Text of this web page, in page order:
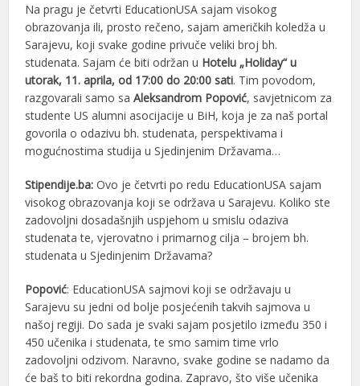
Na pragu je četvrti EducationUSA sajam visokog
obrazovanja ili, prosto rečeno, sajam američkih koledža u
Sarajevu, koji svake godine privuče veliki broj bh.
studenata. Sajam će biti održan u Hotelu „Holiday“ u
utorak, 11. aprila, od 17:00 do 20:00 sati. Tim povodom,
razgovarali samo saAleksandrom Popović, savjetnicom za
studente US alumni asocijacije u BiH, koja je za naš portal
govorila o odazivu bh. studenata, perspektivama i
mogućnostima studija u Sjedinjenim Državama…
Stipendije.ba:Ovo je četvrti po redu EducationUSA sajam
visokog obrazovanja koji se održava u Sarajevu. Koliko ste
zadovoljni dosadašnjih uspjehom u smislu odaziva
studenata te, vjerovatno i primarnog cilja – brojem bh.
studenata u Sjedinjenim Državama?
Popović: EducationUSA sajmovi koji se održavaju u
Sarajevu su jedni od bolje posjećenih takvih sajmova u
našoj regiji. Do sada je svaki sajam posjetilo između 350 i
450 učenika i studenata, te smo samim time vrlo
zadovoljni odzivom. Naravno, svake godine se nadamo da
će baš to biti rekordna godina. Zapravo, što više učenika